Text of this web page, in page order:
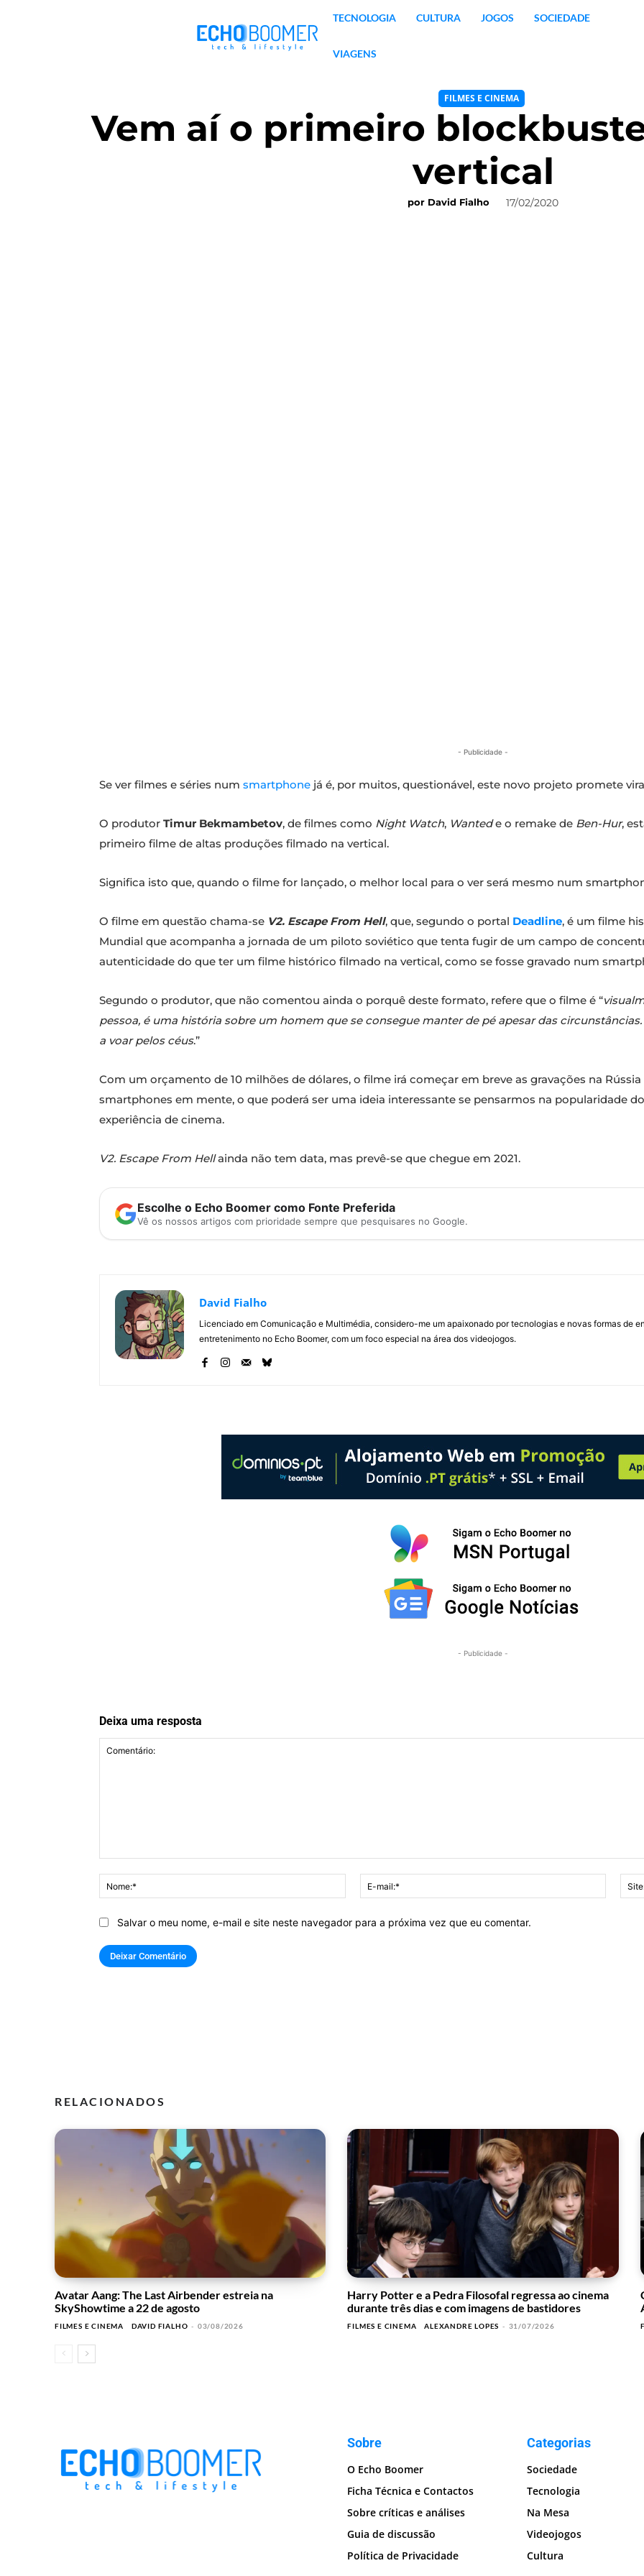
TECNOLOGIA CULTURA JOGOS SOCIEDADE
VIAGENS
FILMES E CINEMA
Vem aí o primeiro
vertical
por David Fialho 17/02/2020
- Publicidade -
Se ver filmes e séries num smartphone já é, por muitos, questionável, este novo projeto promete
O produtor Timur Bekmambetov, de filmes como Night Watch, Wantede o remake de Ben-Hur,
primeiro filme de altas produções filmado na vertical.
Significa isto que, quando o filme for lançado, o melhor local para o ver será mesmo num
O filme em questão chama-se V2. Escape From Hell, que, segundo o portal Deadline, é um filme
Mundial que acompanha a jornada de um piloto soviético que tenta fugir de um campo de
autenticidade do que ter um filme histórico filmado na vertical, como se fosse gravado num
Segundo o produtor, que não comentou ainda o porquê deste formato, refere que o filme é “
pessoa, é uma história sobre um homem que se consegue manter de pé apesar das
a voar pelos céus.”
Com um orçamento de 10 milhões de dólares, o filme irá começar em breve as gravações na
smartphones em mente, o que poderá ser uma ideia interessante se pensarmos na popularidade
experiência de cinema.
V2. Escape From Hellainda não tem data, mas prevê-se que chegue em 2021.
Escolhe o Echo Boomer como Fonte Preferida
Vê os nossos artigos com prioridade sempre que pesquisares no Google.
David Fialho
Licenciado em Comunicação e Multimédia, considero-me um apaixonado por tecnologias e novas formas de
entretenimento no Echo Boomer, com um foco especial na área dos videojogos.
- Publicidade -
Deixa uma resposta
Nome:*
mail:*
Salvar o meu nome, e-mail e site neste navegador para a próxima vez que eu comentar.
RELACIONADOS
Avatar Aang: The Last Airbender estreia na
SkyShowtime a 22 de agosto
FILMES E CINEMA DAVID FIALHO - 03/08/2026
Harry Potter e a Pedra Filosofal regressa ao cinema
durante três dias e com imagens de bastidores
FILMES E CINEMA ALEXANDRE LOPES - 31/07/2026
Sobre
O Echo Boomer
Ficha Técnica e Contactos
Sobre críticas e análises
Guia de discussão
Política de Privacidade
Categorias
Sociedade
Tecnologia
Na Mesa
Videojogos
Cultura